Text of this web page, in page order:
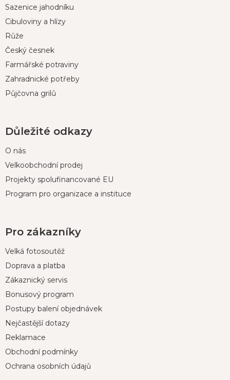
aSazenice jahodníku
Cibuloviny a hlízy
Růže
Český česnek
Farmářské potraviny
Zahradnické potřeby
Půjčovna grilů
Důležité odkazy
O nás
Velkoobchodní prodej
Projekty spolufinancované EU
Program pro organizace a instituce
Pro zákazníky
Velká fotosoutěž
Doprava a platba
Zákaznický servis
Bonusový program
Postupy balení objednávek
Nejčastější dotazy
Reklamace
Obchodní podmínky
Ochrana osobních údajů